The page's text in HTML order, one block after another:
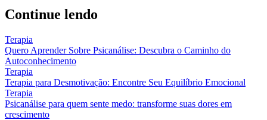
Continue lendo
Terapia
Quero Aprender Sobre Psicanálise: Descubra o Caminho do
Autoconhecimento
Terapia
Terapia para Desmotivação: Encontre Seu Equilíbrio Emocional
Terapia
Psicanálise para quem sente medo: transforme suas dores em
crescimento